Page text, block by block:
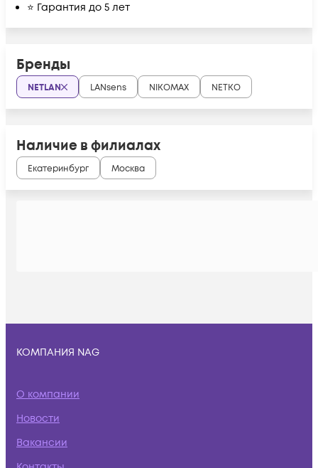
⭐ Гарантия до 5 лет
Бренды
NETLAN LANsens NIKOMAX NETKO
Наличие в филиалах
Екатеринбург Москва
КОМПАНИЯ NAG
О компании
Новости
Вакансии